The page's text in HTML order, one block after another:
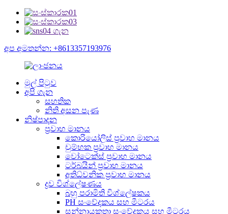
අප අමතන්න: +8613357193976
මුල් පිටුව
අපි ගැන
සහතික
නිති අසන පැණ
නිෂ්පාදන
ප්‍රවාහ මානය
කොරියෝලිස් ප්‍රවාහ මානය
චුම්භක ප්‍රවාහ මානය
වෝටෙක්ස් ප්‍රවාහ මානය
ටර්බයින් ප්‍රවාහ මානය
අතිධ්වනික ප්‍රවාහ මානය
ද්‍රව විශ්ලේෂණය
බහු පරාමිති විශ්ලේෂකය
PH සංවේදකය සහ මීටරය
සන්නායකතා සංවේදකය සහ මීටරය